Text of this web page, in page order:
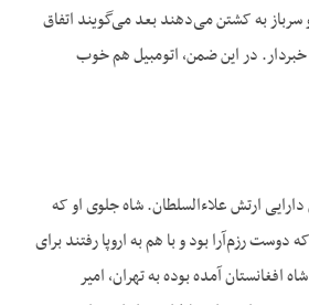
تا افسر و سرباز به کشتن می‌دهند بعد می‌گویند اتفاق
خبردار. در این ضمن، اتومبیل هم خوب
ارتش علاءالسلطان. شاه جلوی او که
رزم‌آرا بود و با هم به اروپا رفتند برای
آمده بوده به تهران، امیر